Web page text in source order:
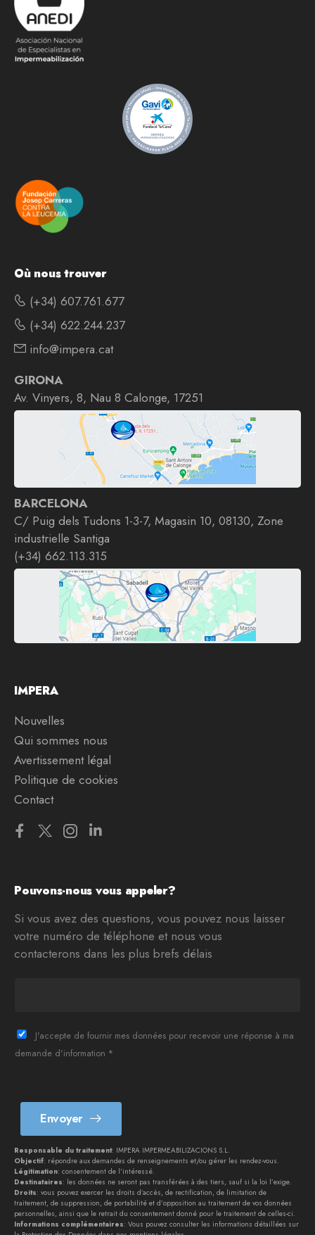
Où nous trouver
(+34) 607.761.677
(+34) 622.244.237
info@impera.cat
GIRONA
Av. Vinyers, 8, Nau 8 Calonge, 17251
BARCELONA
C/ Puig dels Tudons 1-3-7, Magasin 10, 08130, Zone
industrielle Santiga
(+34) 662.113.315
IMPERA
Nouvelles
Qui sommes nous
Avertissement légal
Politique de cookies
Contact
Pouvons-nous vous appeler?
Si vous avez des questions, vous pouvez nous laisser
votre numéro de téléphone et nous vous
contacterons dans les plus brefs délais
è
J'accepte de fournir mes données pour recevoir une réponse à ma
demande d'information *
Envoyer
Responsable du traitement: IMPERA IMPERMEABILIZACIONS S.L.
Objectif: répondre aux demandes de renseignements et/ou gérer les rendez-vous.
Légitimation: consentement de l’intéressé.
Destinataires: les données ne seront pas transférées à des tiers, sauf si la loi l’exige.
Droits: vous pouvez exercer les droits d’accès, de rectification, de limitation de
traitement, de suppression, de portabilité et d’opposition au traitement de vos données
personnelles, ainsi que le retrait du consentement donné pour le traitement de celles-ci.
Informations complémentaires: Vous pouvez consulter les informations détaillées sur